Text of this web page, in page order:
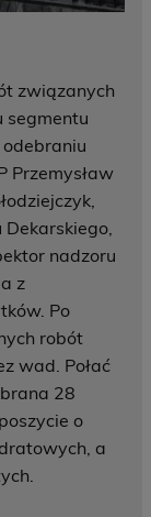
związanych
segmentu
Przemysław
Dekarskiego,
nadzoru
z
Po
robót
wad. Połać
28
o
a